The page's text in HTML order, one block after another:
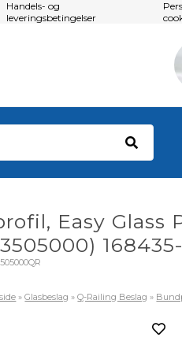
Handels- og
leveringsbetingelser
Easy Glass
»Glasbeslag »Q-Railing Beslag »